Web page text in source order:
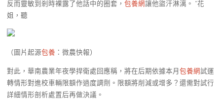
反而靈敏到剎時裸露了他話中的圈套， 包養網讓他盜汗淋漓。 “花
姐，聽
（圖片起源包養 ：微農快報）
對此，華南農業年夜學捍衛處回應稱，將在后期依據本月包養網試運
轉情形對進校車輛限額作過度調劑。限額將削減或增多？還需對試行
詳細情形剖析處置后再做決議。